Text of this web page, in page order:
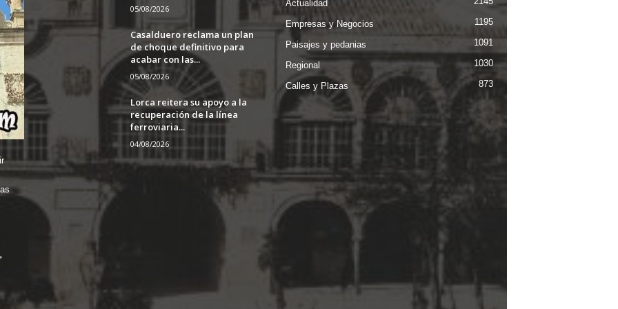
05/08/2026
Casalduero reclama un plan
de choque definitivo para
acabar con las...
05/08/2026
Lorca reitera su apoyo a la
recuperación de la línea
ferroviaria...
04/08/2026
Actualidad
Empresas y Negocios 1195
Paisajes y pedanias 1091
Regional 1030
Calles y Plazas 873